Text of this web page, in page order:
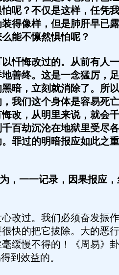
呢？不仅是这样，任凭
得像样，但是肺肝早已露
能不懔然惧怕呢？
忏悔改过的。从前有人
善终。这是一念猛厉，
暗，立刻就消除了。所
我们这个身体是容易死亡
改，从明里来说，就会
百劫沉沦在地狱里受尽
罪过的明暗报应如此之
，一一记录，因果报应，
过。我们必须奋发振
快的把它拔除。大的恶
缓慢不得的！《周易》
到效益的。